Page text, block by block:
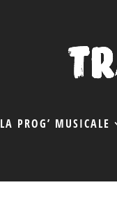
LA PROG’ MUSICALE